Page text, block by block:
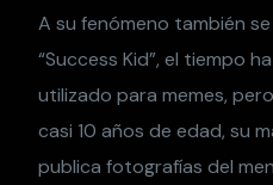
A su fenómeno también
“Success Kid”, el tiempo
utilizado para memes,
casi 10 años de edad, su
publica fotografías del